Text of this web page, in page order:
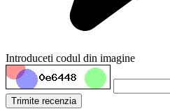
Introduceti codul din imagine
Trimite recenzia